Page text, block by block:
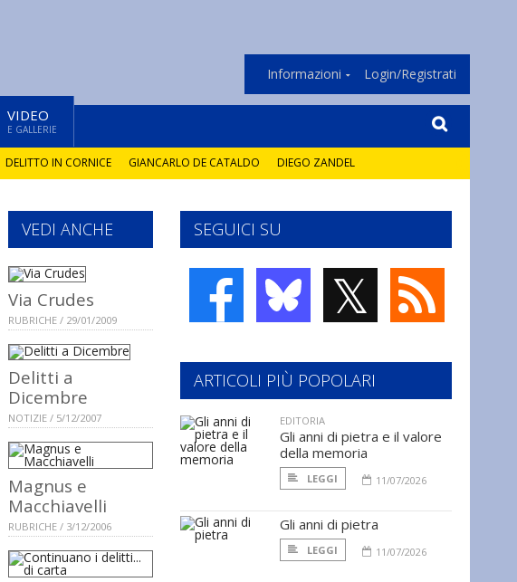
Informazioni Login/Registrati
VIDEO
E GALLERIE
DELITTO IN CORNICE GIANCARLO DE CATALDO DIEGO ZANDEL
SEGUICI SU
𝕏
VEDI ANCHE
Via Crudes
RUBRICHE / 29/01/2009
Delitti a
Dicembre
NOTIZIE / 5/12/2007
Magnus e
Macchiavelli
RUBRICHE / 3/12/2006
ARTICOLI PIÙ POPOLARI
EDITORIA
Gli anni di pietra e il valore
della memoria
LEGGI 11/07/2026
Gli anni di pietra
LEGGI 11/07/2026